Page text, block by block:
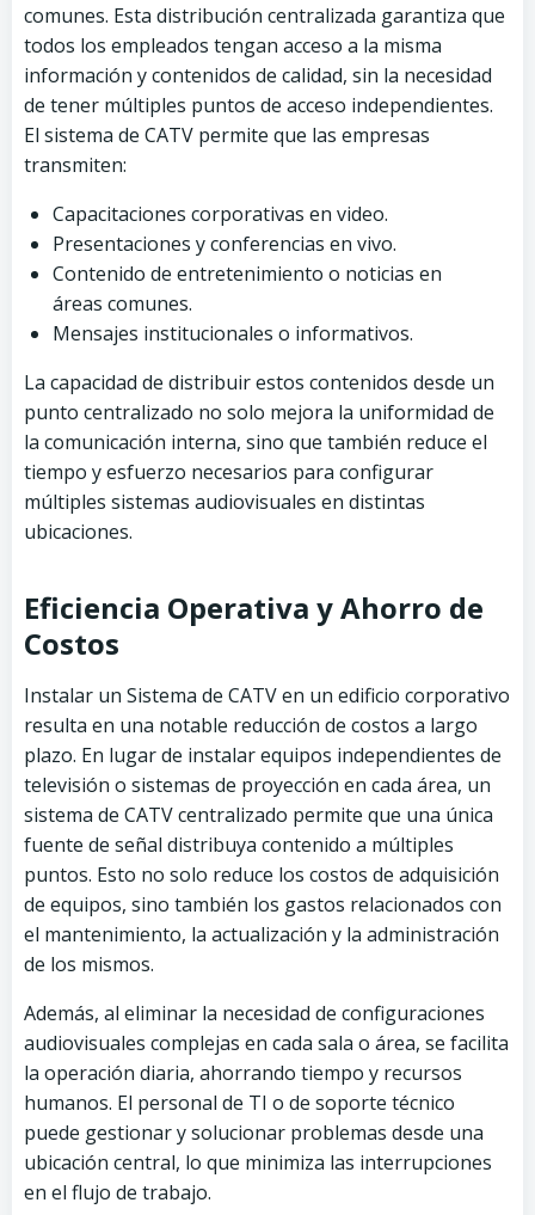
comunes. Esta distribución centralizada garantiza que
todos los empleados tengan acceso a la misma
información y contenidos de calidad, sin la necesidad
de tener múltiples puntos de acceso independientes.
El sistema de CATV permite que las empresas
transmiten:
Capacitaciones corporativas en video.
Presentaciones y conferencias en vivo.
Contenido de entretenimiento o noticias en
áreas comunes.
Mensajes institucionales o informativos.
La capacidad de distribuir estos contenidos desde un
punto centralizado no solo mejora la uniformidad de
la comunicación interna, sino que también reduce el
tiempo y esfuerzo necesarios para configurar
múltiples sistemas audiovisuales en distintas
ubicaciones.
Eficiencia Operativa y Ahorro de
Costos
Instalar un Sistema de CATV en un edificio corporativo
resulta en una notable reducción de costos a largo
plazo. En lugar de instalar equipos independientes de
televisión o sistemas de proyección en cada área, un
sistema de CATV centralizado permite que una única
fuente de señal distribuya contenido a múltiples
puntos. Esto no solo reduce los costos de adquisición
de equipos, sino también los gastos relacionados con
el mantenimiento, la actualización y la administración
de los mismos.
Además, al eliminar la necesidad de configuraciones
audiovisuales complejas en cada sala o área, se facilita
la operación diaria, ahorrando tiempo y recursos
humanos. El personal de TI o de soporte técnico
puede gestionar y solucionar problemas desde una
ubicación central, lo que minimiza las interrupciones
en el flujo de trabajo.